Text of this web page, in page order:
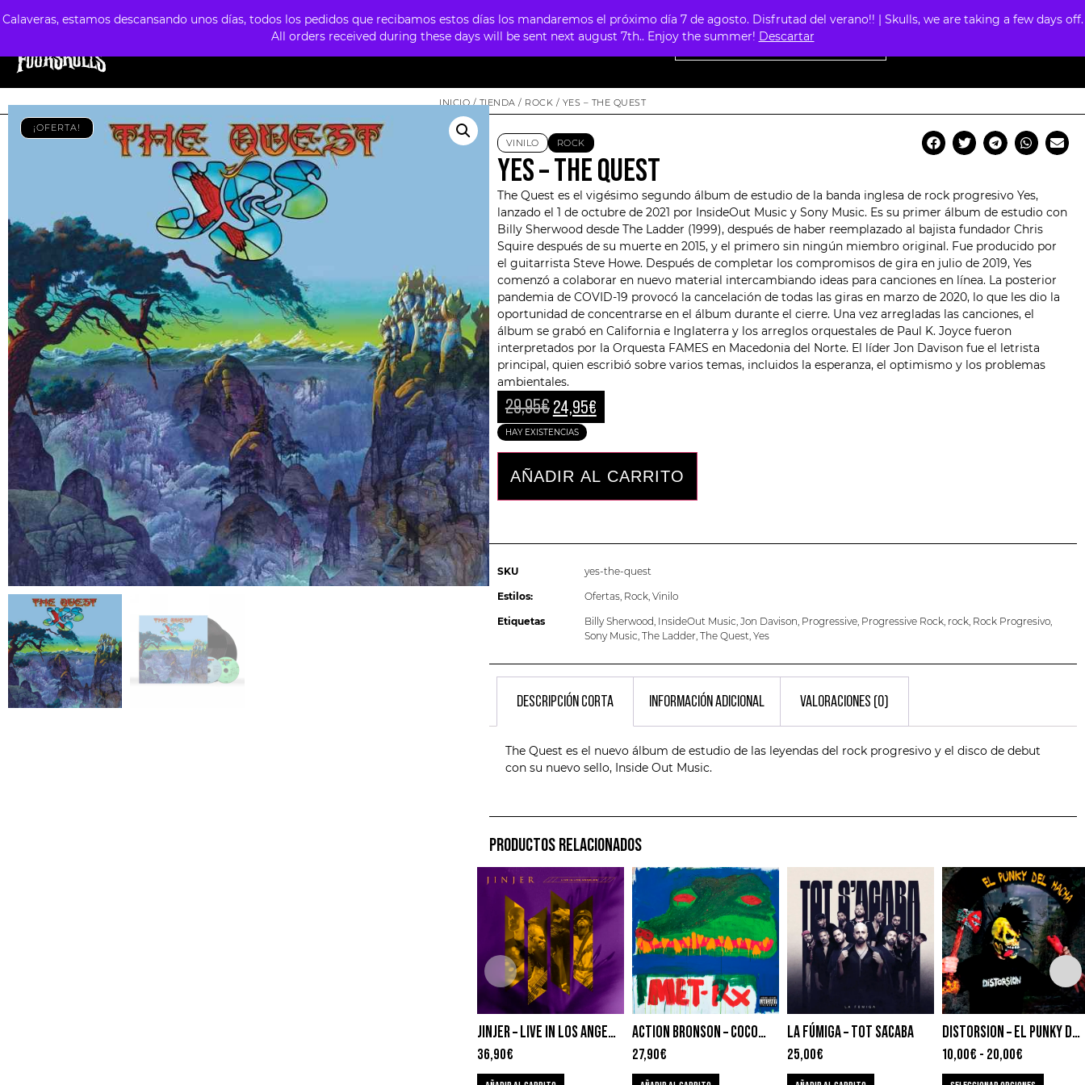
Calaveras, estamos descansando unos días, todos los pedidos que recibamos estos días los mandaremos el próximo día 7 de agosto. Disfrutad del verano!! | Skulls, we are taking a few days off.
All orders received during these days will be sent next august 7th.. Enjoy the summer! Descartar
FORMATOS PREVENTAS OFERTAS MERCHANDISING FOUR SKULLS
INICIO/TIENDA / ROCK / YES – THE QUEST
¡OFERTA!
VINILO
ROCK
YES – THE QUEST
The Quest es el vigésimo segundo álbum de estudio de la banda inglesa de rock progresivo Yes,
lanzado el 1 de octubre de 2021 por InsideOut Music y Sony Music. Es su primer álbum de estudio con
Billy Sherwood desde The Ladder (1999), después de haber reemplazado al bajista fundador Chris
Squire después de su muerte en 2015, y el primero sin ningún miembro original. Fue producido por
el guitarrista Steve Howe. Después de completar los compromisos de gira en julio de 2019, Yes
comenzó a colaborar en nuevo material intercambiando ideas para canciones en línea. La posterior
pandemia de COVID-19 provocó la cancelación de todas las giras en marzo de 2020, lo que les dio la
oportunidad de concentrarse en el álbum durante el cierre. Una vez arregladas las canciones, el
álbum se grabó en California e Inglaterra y los arreglos orquestales de Paul K. Joyce fueron
interpretados por la Orquesta FAMES en Macedonia del Norte. El líder Jon Davison fue el letrista
principal, quien escribió sobre varios temas, incluidos la esperanza, el optimismo y los problemas
ambientales.
29,95€ 24,95€
HAY EXISTENCIAS
AÑADIR AL CARRITO
SKU yes-the-quest
Estilos: Ofertas, Rock, Vinilo
Etiquetas Billy Sherwood InsideOut Music Jon Davison Progressive, Progressive Rock, rock, Rock Progresivo,
Sony Music The Ladder, The Quest Yes
DESCRIPCIÓN CORTA INFORMACIÓN ADICIONAL VALORACIONES (0)
The Quest es el nuevo álbum de estudio de las leyendas del rock progresivo y el disco de debut
con su nuevo sello, Inside Out Music.
PRODUCTOS RELACIONADOS
JINJER – LIVE IN LOS ANGELES
36,90€
ACTION BRONSON – COCODRILLO TURBO
27,90€
LA FÚMIGA – TOT S´ACABA
25,00€
DISTORSION – EL PUNKY DEL HACHA
10,00€ - 20,00€